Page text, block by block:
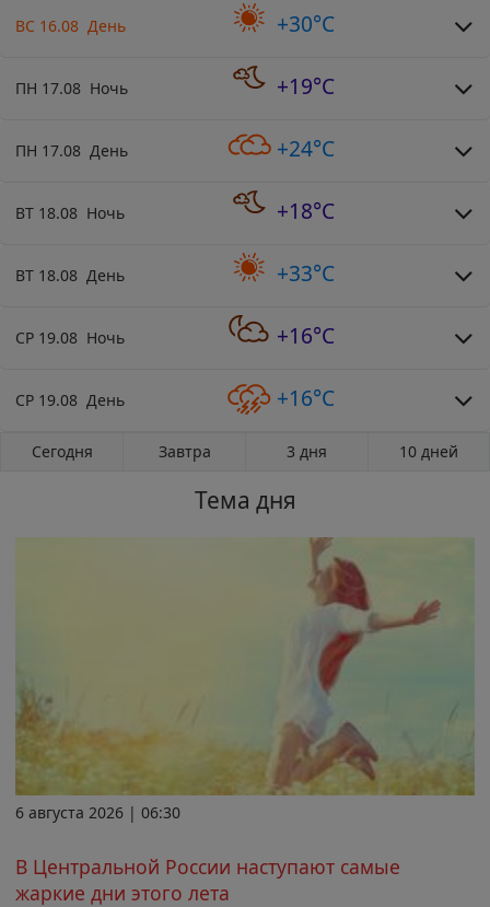
ВС 16.08 День +30°C
ПН 17.08 Ночь +19°C
ПН 17.08 День +24°C
ВТ 18.08 Ночь +18°C
ВТ 18.08 День +33°C
СР 19.08 Ночь +16°C
СР 19.08 День +16°C
Сегодня Завтра 3 дня 10 дней
Тема дня
6 августа 2026 | 06:30
В Центральной России наступают самые
жаркие дни этого лета